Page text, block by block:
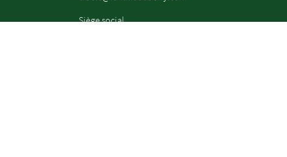
Siège social